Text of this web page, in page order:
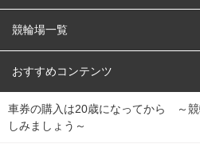
オートレース
競輪くじ
Dokanto!
レース予想
レース結果
キャリーオーバー一覧
競輪場一覧
北日本 函館競輪場
関
東
弥彦競輪場 前橋競輪場
おすすめコンテンツ
競輪選手情報
車券の購入は20歳になってから ～
しみましょう～